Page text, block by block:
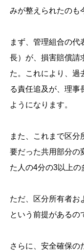
みが整えられたのも
まず、管理組合の代
長）が、損害賠償請
た。これにより、過
る責任追及が、理事
ようになります。
また、これまで区分
要だった共用部分の
た人の4分の3以上の
ただ、区分所有者お
という前提があるの
さらに、安全確保の